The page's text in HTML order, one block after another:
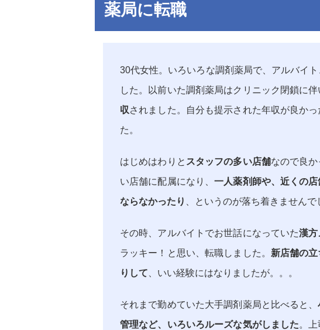
薬局に転職
30代女性。いろいろな調剤薬局で、アルバイ
した。以前いた調剤薬局はクリニック閉鎖に伴
収 されました。自分も提示された年収が良か
た。
はじめはわりと スタッフの多い店舗なので良
い店舗に配属になり、一人薬剤師や、近くの
ならなかったり
、というのが落ち着きませんで
その時、アルバイトでお世話になっていた漢方
ラッキー！と思い、転職しました。 新店舗の
りして 、いい経験にはなりましたが。。。
それまで勤めていた大手調剤薬局と比べると、
管理など、いろいろルーズな気がしました。